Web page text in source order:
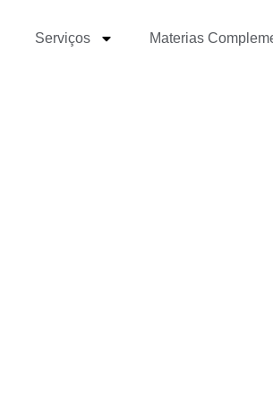
Serviços Materias